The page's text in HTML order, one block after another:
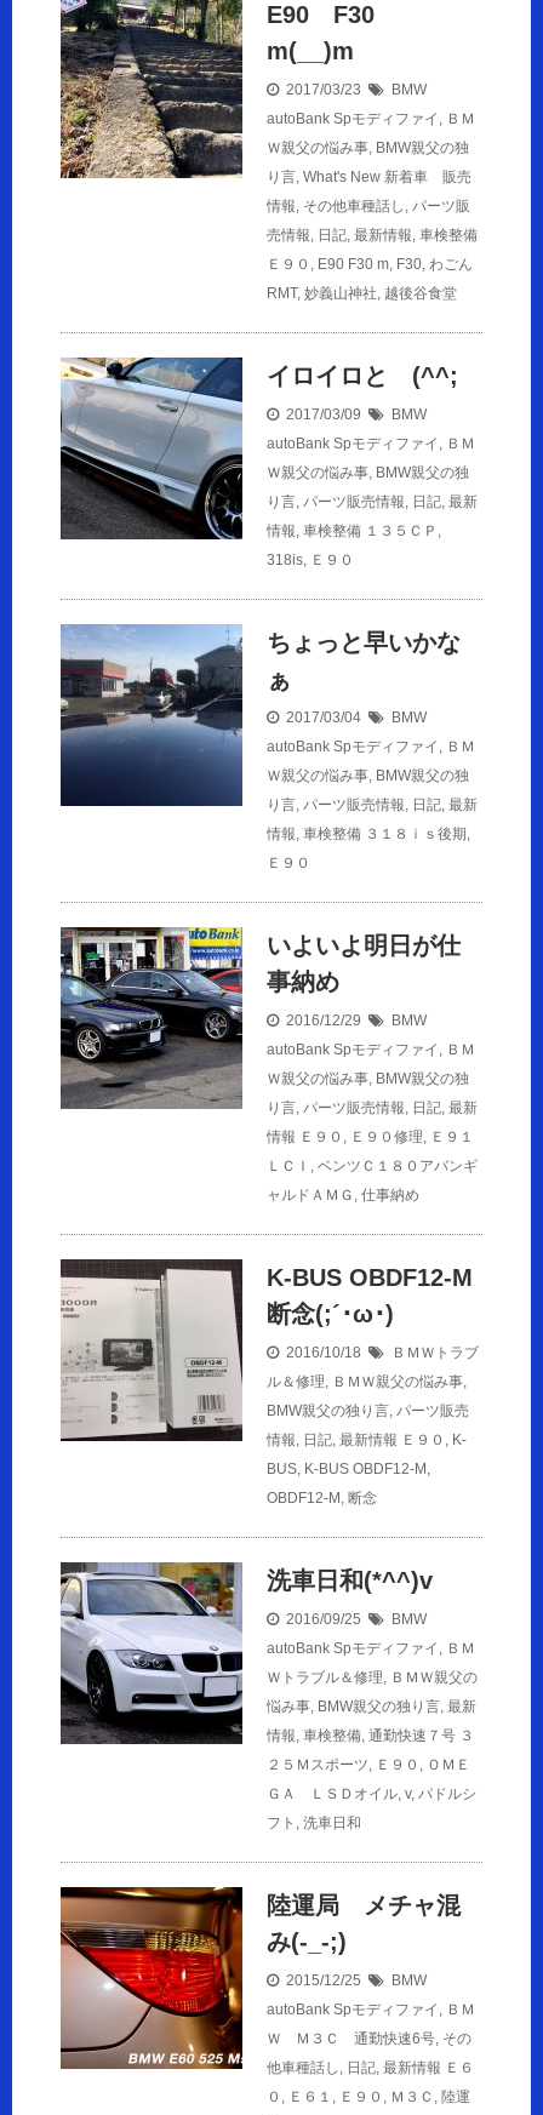
E90 F30
m(__)m
2017/03/23
BMW
autoBank Spモディファイ , ＢＭ
Ｗ親父の悩み事, BMW親父の独
り言, What's New 新着車 販売
情報, その他車種話し , パーツ販
売情報, 日記, 最新情報, 車検整備
Ｅ９０ , E90 F30 m, F30, わごん
RMT, 妙義山神社, 越後谷食堂
イロイロと (^^;
2017/03/09
BMW
autoBank Spモディファイ , ＢＭ
Ｗ親父の悩み事, BMW親父の独
り言, パーツ販売情報, 日記, 最新
情報, 車検整備 １３５ＣＰ ,
318is, Ｅ９０
ちょっと早いかな
ぁ
2017/03/04
BMW
autoBank Spモディファイ , ＢＭ
Ｗ親父の悩み事, BMW親父の独
り言, パーツ販売情報, 日記, 最新
情報, 車検整備 ３１８ｉｓ後期 ,
Ｅ９０
いよいよ明日が仕
事納め
2016/12/29
BMW
autoBank Spモディファイ , ＢＭ
Ｗ親父の悩み事, BMW親父の独
り言, パーツ販売情報, 日記, 最新
情報 Ｅ９０ , Ｅ９０修理, Ｅ９１
ＬＣＩ , ベンツＣ１８０アバンギ
ャルドＡＭＧ , 仕事納め
K-BUS OBDF12-M
断念(;´･ω･)
2016/10/18
ＢＭＷトラブ
ル＆修理, ＢＭＷ親父の悩み事,
BMW親父の独り言, パーツ販売
情報, 日記, 最新情報 Ｅ９０ , K-
BUS, K-BUS OBDF12-M ,
OBDF12-M , 断念
洗車日和(*^^)v
2016/09/25
BMW
autoBank Spモディファイ , ＢＭ
Ｗトラブル＆修理, ＢＭＷ親父の
悩み事, BMW親父の独り言, 最新
情報, 車検整備, 通勤快速７号 ３
２５Ｍスポーツ, Ｅ９０ , ＯＭＥ
ＧＡ ＬＳＤオイル, v, パドルシ
フト , 洗車日和
陸運局 メチャ混
み(-_-;)
2015/12/25
BMW
autoBank Spモディファイ , ＢＭ
Ｗ Ｍ３Ｃ 通勤快速6号, その
他車種話し , 日記, 最新情報 Ｅ６
０ , Ｅ６１ , Ｅ９０ , Ｍ３Ｃ , 陸運